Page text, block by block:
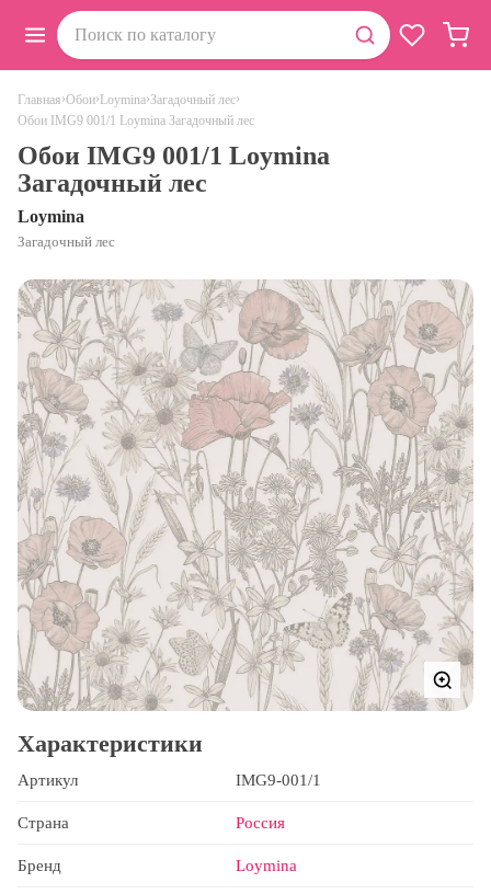
Главная›Обои› Loymina›Загадочный лес›
Обои IMG9 001/1 Loymina Загадочный лес
Обои IMG9 001/1 Loymina
Загадочный лес
Loymina
Загадочный лес
Характеристики
Артикул IMG9-001/1
Страна Россия
Бренд Loymina